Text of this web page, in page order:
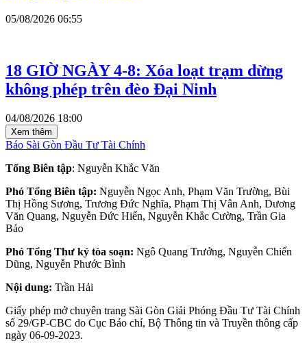
05/08/2026 06:55
18 GIỜ NGÀY 4-8: Xóa loạt trạm dừng
không phép trên đèo Đại Ninh
04/08/2026 18:00
Xem thêm
Báo Sài Gòn Đầu Tư Tài Chính
Tổng Biên tập: Nguyễn Khắc Văn
Phó Tổng Biên tập: Nguyễn Ngọc Anh, Phạm Văn Trường, Bùi
Thị Hồng Sương, Trương Đức Nghĩa, Phạm Thị Vân Anh, Dương
Văn Quang, Nguyễn Đức Hiển, Nguyễn Khắc Cường, Trần Gia
Bảo
Phó Tổng Thư ký tòa soạn: Ngô Quang Trưởng, Nguyễn Chiến
Dũng, Nguyễn Phước Bình
Nội dung: Trần Hải
Giấy phép mở chuyên trang Sài Gòn Giải Phóng Đầu Tư Tài Chính
số 29/GP-CBC do Cục Báo chí, Bộ Thông tin và Truyền thông cấp
ngày 06-09-2023.